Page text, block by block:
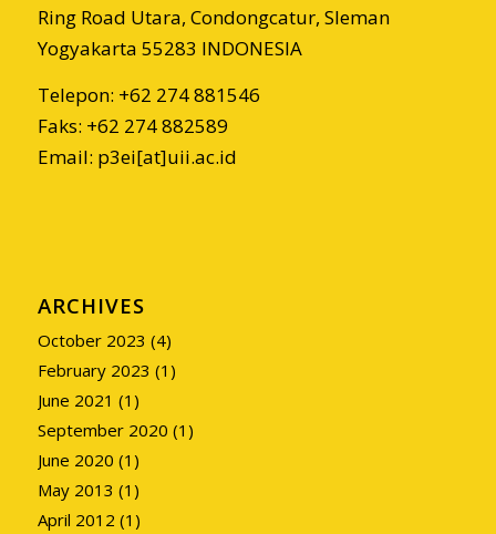
Ring Road Utara, Condongcatur, Sleman
Yogyakarta 55283 INDONESIA
Telepon: +62 274 881546
Faks: +62 274 882589
Email: p3ei[at]uii.ac.id
ARCHIVES
October 2023 (4)
February 2023 (1)
June 2021 (1)
September 2020 (1)
June 2020 (1)
May 2013 (1)
April 2012 (1)